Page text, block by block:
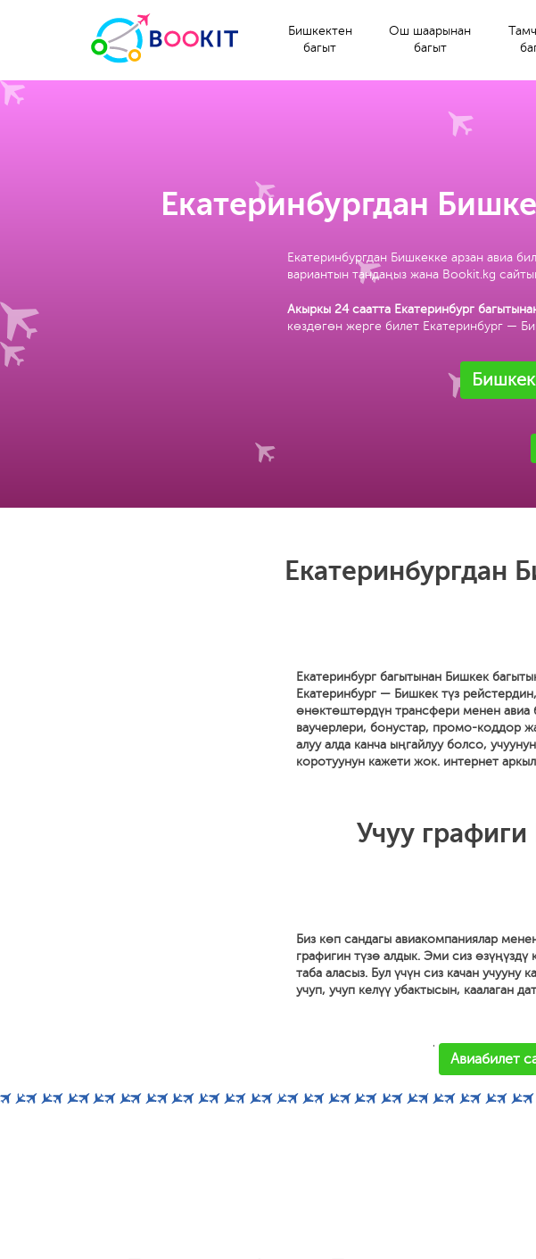
Бишкектен
багыт
Ош шаарынан
багыт
Екатеринбургдан
Екатеринбургдан Бишкекке арзан авиа
вариантын тандаңыз жана Bookit.kg
Акыркы 24 саатта Екатеринбург
көздөгөн жерге билет Екатеринбург —
Екатеринбургдан
Екатеринбург багытынан Бишкек
Екатеринбург — Бишкек түз
өнөктөштөрдүн трансфери менен авиа
ваучерлери, бонустар, промо-коддор
алуу алда канча ыңгайлуу болсо,
коротуунун кажети жок. интернет
Учуу
Биз көп сандагы авиакомпаниялар
графигин түзө алдык. Эми сиз өзүңүздү
таба аласыз. Бул үчүн сиз качан
учуп, учуп келүү убактысын, каалаган
'
Авиабилет